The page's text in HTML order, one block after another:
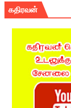
கதிரவன்